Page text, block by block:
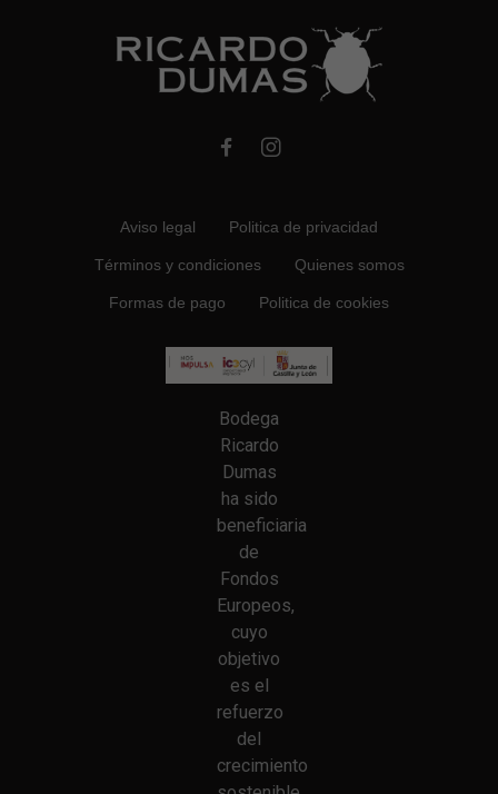
Aviso legal Politica de privacidad
Términos y condiciones Quienes somos
Formas de pago Politica de cookies
Bodega
Ricardo
Dumas
ha sido
beneficiaria
de
Fondos
Europeos,
cuyo
objetivo
es el
refuerzo
del
crecimiento